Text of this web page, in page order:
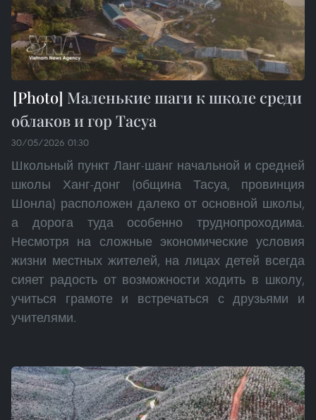
Маленькие шаги к школе среди
облаков и гор Тасуа
30/05/2026 01:30
Школьный пункт Ланг-шанг начальной и средней
школы Ханг-донг (община Тасуа, провинция
Шонла) расположен далеко от основной школы,
а дорога туда особенно труднопроходима.
Несмотря на сложные экономические условия
жизни местных жителей, на лицах детей всегда
сияет радость от возможности ходить в школу,
учиться грамоте и встречаться с друзьями и
учителями.